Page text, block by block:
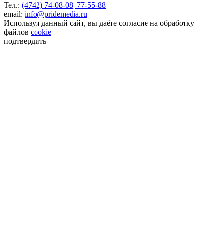
Тел.: (4742) 74-08-08, 77-55-88
email: info@pridemedia.ru
Используя данный сайт, вы даёте согласие на обработку
файлов cookie
подтвердить